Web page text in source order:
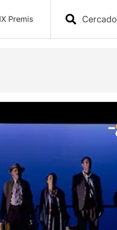
Premis